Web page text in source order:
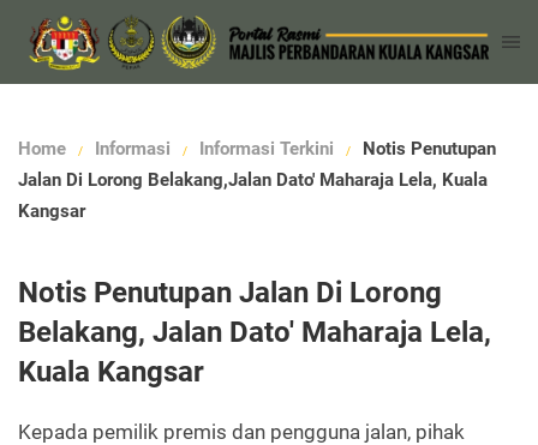
Home Informasi Informasi Terkini
Notis Penutupan
Jalan Di Lorong Belakang,Jalan Dato' Maharaja Lela, Kuala
Kangsar
Notis Penutupan Jalan Di Lorong
Belakang, Jalan Dato' Maharaja Lela,
Kuala Kangsar
Kepada pemilik premis dan pengguna jalan, pihak